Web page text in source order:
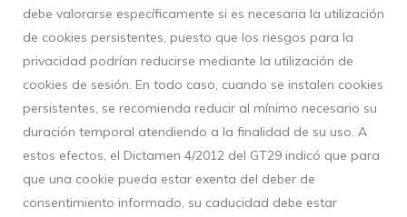
debe valorarse específicamente si es necesaria la utilización
de cookies persistentes, puesto que los riesgos para la
privacidad podrían reducirse mediante la utilización de
cookies de sesión. En todo caso, cuando se instalen cookies
persistentes, se recomienda reducir al mínimo necesario su
duración temporal atendiendo a la finalidad de su uso. A
estos efectos, el Dictamen 4/2012 del GT29 indicó que para
que una cookie pueda estar exenta del deber de
consentimiento informado, su caducidad debe estar